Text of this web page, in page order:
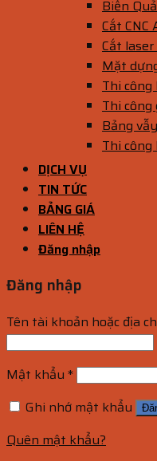
Biển
Cắt CNC
Cắt
Mặt
Thi
Thi
Bảng vẫy
Thi
DỊCH VỤ
TIN TỨC
BẢNG GIÁ
LIÊN HỆ
Đăng nhập
Đăng nhập
Tên tài khoản hoặc địa
Mật khẩu *
Ghi nhớ mật khẩu
Quên mật khẩu?